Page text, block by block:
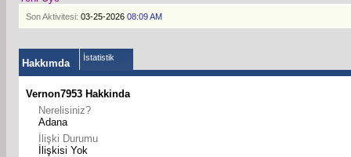
Son Aktivitesi: 03-25-2026 08:09 AM
Hakkımda İstatistik
Vernon7953 Hakkinda
Nerelisiniz?
Adana
İlişki Durumu
İlişkisi Yok